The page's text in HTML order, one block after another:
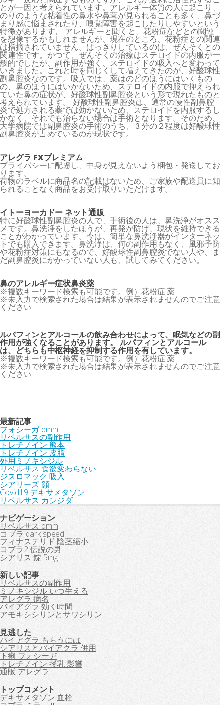
とが一因と考えられています。アレルギー体質の人に起こり、
のりのような粘着性の鼻水や鼻茸が見られることも多く、鼻づ
まり感に悩まされたり、嗅覚障害を起こしたりしやすいという
特徴があります。 アレルギーと聞くと、花粉症などとの関連
を想像するかもしれませんが、現在のところ、花粉症との関連
は指摘されていません。はっきりしているのは、ぜんそくとの
関連性です。かつて、ぜんそくの治療はステロイドの内服が一
般的でしたが、副作用が強く、ステロイドの吸入へと変わって
いきました。これと時を同じくして増えてきたのが、好酸球性
副鼻腔炎なのです。吸入では、薬はのどのほうにはいくもの
の、鼻のほうにはいかないため、ステロイドの内服で抑えられ
ていた鼻の症状が、好酸球性副鼻腔炎という形で現れたものと
考えられています。 好酸球性副鼻腔炎は、通常の慢性副鼻腔
炎で処方される薬では効かないため、ステロイドを内服するし
かなく、それでも治らない場合は手術となります。そのため、
大学病院では副鼻腔炎の手術のうち、３分の２程度は好酸球性
副鼻腔炎が占めているのが現状です。
アレグラ FXプレミアム
プライバシーに配慮し、中身が見えないよう梱包・発送してお
ります。
荷物のラベルに商品名の記載はないため、ご家族や配送員に知
られることなく商品をお受け取りいただけます。
イトーヨーカドー ネット通販
特に好酸球性副鼻腔炎の人で、手術後の人は、鼻洗浄がオスス
メです。鼻洗浄をしたほうが、再発が防げ、現状を維持できる
ことがわかっています。今は、簡単な鼻洗浄器がインターネッ
トでも購入できます。鼻洗浄は、何の副作用もなく、風邪予防
や花粉症対策にもなるので、好酸球性副鼻腔炎でない人や、ま
だ副鼻腔炎にかかっていない人も、試してみてください。
鼻のアレルギー症状鼻炎薬
※複数キーワード検索も可能です。例）花粉症 薬
※未入力で検索された場合は結果が表示されませんのでご注意
ください
ルパフィンとアルコールの飲み合わせによって、眠気などの副
作用が強くなることがあります。 ルパフィンとアルコール
は、どちらも中枢神経を抑制する作用を有しています。
※複数キーワード検索も可能です。例）花粉症 薬
※未入力で検索された場合は結果が表示されませんのでご注意
ください
最新記事
フォシーガ dmm
リベルサスの副作用
トレチノイン 熊本
トレチノイン 皮脂
外用ミノキシジル
リベルサス 食欲変わらない
ジスロマック 吸入
シアリーズ 顔
Covid19 デキサメタゾン
リベルサス カンジダ
ナビゲーション
リベルサス dmm
コブラ dark speed
フィナステリド 陰茎縮小
コブラ2 伝説の男
シアリス 錠 5mg
新しい記事
リベルサスの副作用
ミノキシジル いつ生える
アレグラ 病名
バイアグラ 効く時間
アモキシシリンとサワシリン
見逃した
バイアグラ もらうには
シアリスとバイアクラ 併用
下痢 フォシーガ
トレチノイン 授乳 影響
通販 アレグラ
トップコメント
デキサメタゾン 血栓